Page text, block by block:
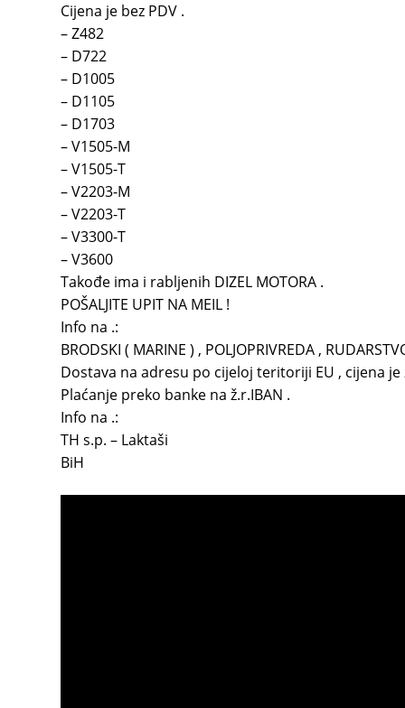
Cijena je bez PDV .
– Z482
– D722
– D1005
– D1105
– D1703
– V1505-M
– V1505-T
– V2203-M
– V2203-T
– V3300-T
– V3600
Takođe ima i rabljenih DIZEL MOTORA .
POŠALJITE UPIT NA MEIL !
Info na .:
BRODSKI ( MARINE ) , POLJOPRIVREDA ,
Dostava na adresu po cijeloj teritoriji EU , cijena
Plaćanje preko banke na ž.r.IBAN .
Info na .:
TH s.p. – Laktaši
BiH